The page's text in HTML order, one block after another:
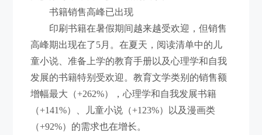
书籍销售高峰已出现
印刷书籍在暑假期间越来越受欢迎，但销售
高峰期出现在了5月。在夏天，阅读清单中的儿
童小说、准备上学的教育手册以及心理学和自我
发展的书籍特别受欢迎。教育文学类别的销售额
增幅最大（+262%），心理学和自我发展书籍
（+141%）、儿童小说（+123%）以及漫画类
（+92%）的需求也在增长。